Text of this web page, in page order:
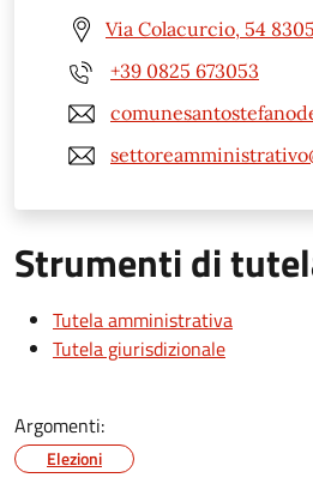
Via Colacurcio, 54
+39 0825 673053
Strumenti di
Tutela amministrativa
Tutela giurisdizionale
Argomenti:
Elezioni